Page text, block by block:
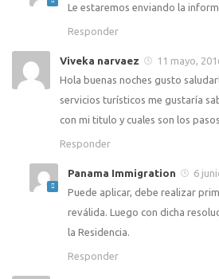
Le estaremos enviando la
Responder
Viveka narvaez
11 mayo,
Hola buenas noches gusto
servicios turísticos me gustaría
con mi titulo y cuales son los
Responder
Panama Immigration
6
Puede aplicar, debe realizar
reválida. Luego con dicha
la Residencia.
Responder